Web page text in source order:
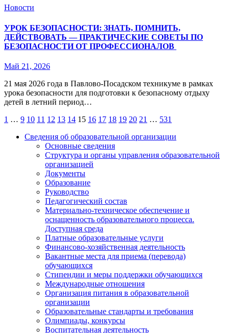
Новости
УРОК БЕЗОПАСНОСТИ: ЗНАТЬ, ПОМНИТЬ,
ДЕЙСТВОВАТЬ — ПРАКТИЧЕСКИЕ СОВЕТЫ ПО
БЕЗОПАСНОСТИ ОТ ПРОФЕССИОНАЛОВ
Май 21, 2026
21 мая 2026 года в Павлово‑Посадском техникуме в рамках
урока безопасности для подготовки к безопасному отдыху
детей в летний период…
Пагинация
записей
1 … 9 10 11 12 13 14 15 16 17 18 19 20 21 … 531
Сведения об образовательной организации
Основные сведения
Структура и органы управления образовательной
организацией
Документы
Образование
Руководство
Педагогический состав
Материально-техническое обеспечение и
оснащенность образовательного процесса.
Доступная среда
Платные образовательные услуги
Финансово-хозяйственная деятельность
Вакантные места для приема (перевода)
обучающихся
Стипендии и меры поддержки обучающихся
Международные отношения
Организация питания в образовательной
организации
Образовательные стандарты и требования
Олимпиады, конкурсы
Воспитательная деятельность